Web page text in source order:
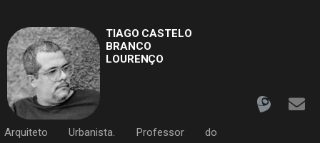
TIAGO CASTELO
BRANCO
LOURENÇO
Arquiteto Urbanista. Professor do